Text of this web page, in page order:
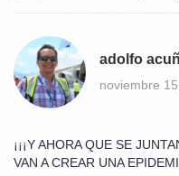
adolfo
noviembre
¡¡¡Y AHORA QUE SE
VAN A CREAR UNA